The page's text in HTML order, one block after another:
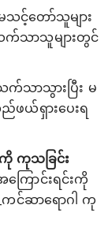
င့်တော်သူများ
သက်သာသူများတွင်
က်သာသွားပြီး မ
ဖယ်ရှားပေးရ
ကို ကုသခြင်း
ကြောင်းရင်းကို
င်ဆာရောဂါ ကု